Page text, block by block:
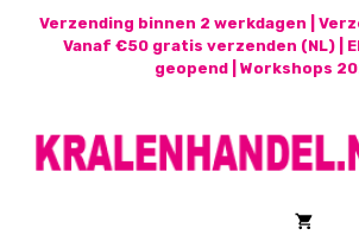
Verzending binnen 2 werkdagen |
Vanaf €50 gratis verzenden (NL) |
geopend | Workshops